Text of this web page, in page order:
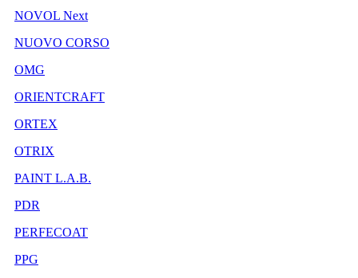
NOVOL Next
NUOVO CORSO
OMG
ORIENTCRAFT
ORTEX
OTRIX
PAINT L.A.B.
PDR
PERFECOAT
PPG